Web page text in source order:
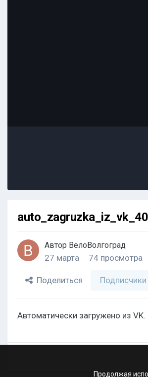
Автор ВелоВолгоград
27 марта 74 просмотра
Поделиться Подписчики
Автоматически загружено из
Продолжая